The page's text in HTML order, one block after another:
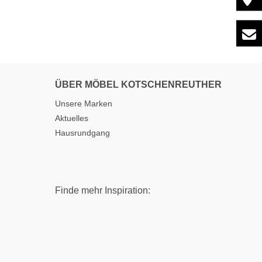
ÜBER MÖBEL KOTSCHENREUTHER
Unsere Marken
Aktuelles
Hausrundgang
Finde mehr Inspiration: